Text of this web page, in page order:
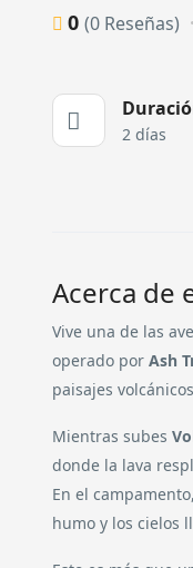
0 (0 Reseñas)
2 días
Acerca de
Vive una de las
operado por Ash
paisajes
Mientras subes
donde la lava
En el
humo y los cielos